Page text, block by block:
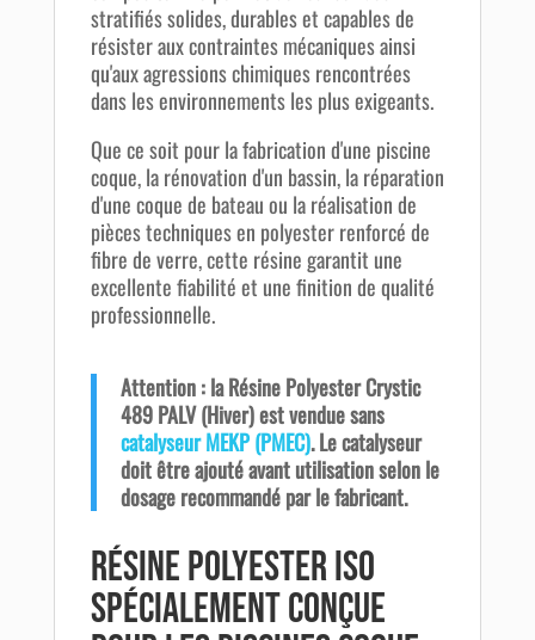
stratifiés solides, durables et capables de
résister aux contraintes mécaniques ainsi
qu'aux agressions chimiques rencontrées
dans les environnements les plus exigeants.
Que ce soit pour la fabrication d'une piscine
coque, la rénovation d'un bassin, la réparation
d'une coque de bateau ou la réalisation de
pièces techniques en polyester renforcé de
fibre de verre, cette résine garantit une
excellente fiabilité et une finition de qualité
professionnelle.
Attention : la Résine Polyester Crystic
489 PALV (Hiver) est vendue sans
catalyseur MEKP (PMEC). Le catalyseur
doit être ajouté avant utilisation selon le
dosage recommandé par le fabricant.
Résine polyester iso
spécialement conçue